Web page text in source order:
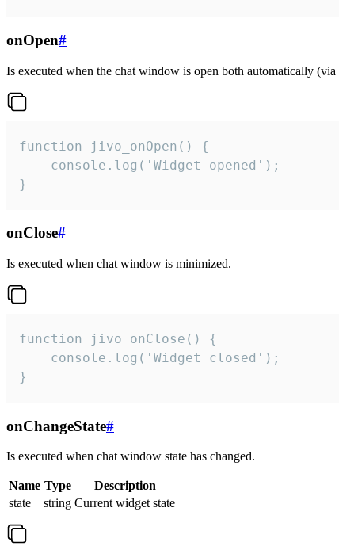
onOpen#
Is executed when the chat window is open both automatically
function jivo_onOpen() {
    console.log('Widget opened');
}
onClose#
Is executed when chat window is minimized.
function jivo_onClose() {
    console.log('Widget closed');
}
onChangeState#
Is executed when chat window state has changed.
Name Type
Description
state
string Current widget state